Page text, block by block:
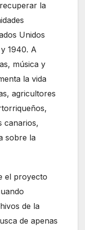
la
Unidos
1940. A
música y
la vida
agricultores
canarios,
sobre la
el proyecto
de la
de apenas